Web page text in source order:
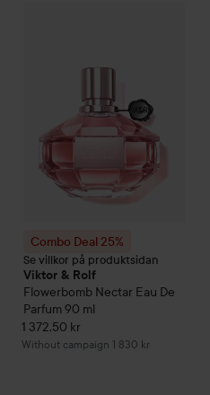
Combo Deal 25%
Se villkor på produktsidan
Viktor & Rolf
Flowerbomb Nectar Eau De
Parfum90 ml
1 372,50 kr
Without campaign 1 830 kr